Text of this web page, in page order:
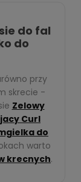
do fal
do
przy
skrecie -
Zelowy
Curl
do
warto
krecnych.